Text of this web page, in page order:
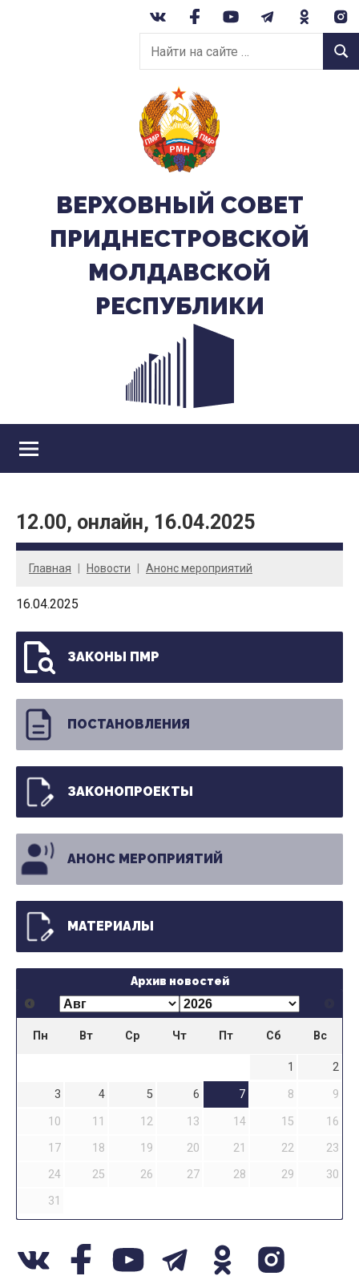
Найти
на
сайте:
ВЕРХОВНЫЙ CОВЕТ
ПРИДНЕСТРОВСКОЙ
МОЛДАВСКОЙ
РЕСПУБЛИКИ
12.00, онлайн, 16.04.2025
Главная Новости Анонс мероприятий
16.04.2025
ЗАКОНЫ ПМР
ПОСТАНОВЛЕНИЯ
ЗАКОНОПРОЕКТЫ
АНОНС МЕРОПРИЯТИЙ
МАТЕРИАЛЫ
Архив новостей
Пн Вт Ср Чт Пт Сб Вс
1
2
3
4 5 6 7 8
9
10
11 12 13 14 15
16
17
18 19 20 21 22
23
24
25 26 27 28 29
30
31